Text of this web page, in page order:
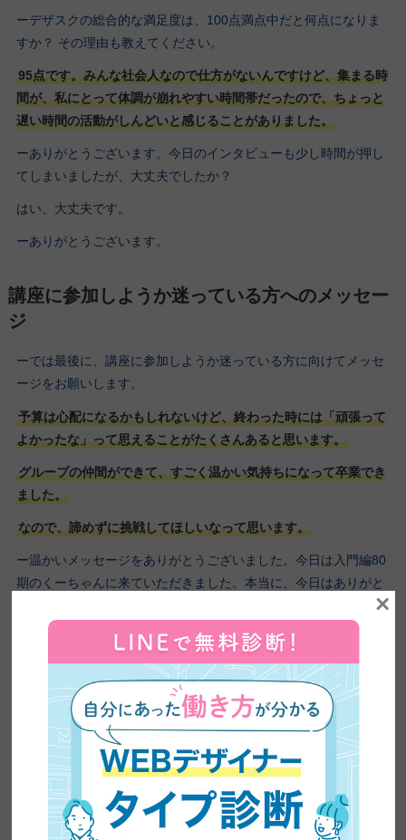
ーデザスクの総合的な満足度は、100点満点中だと何点になりま
すか？ その理由も教えてください。
95点です。みんな社会人なので仕方がないんですけど、集まる時
間が、私にとって体調が崩れやすい時間帯だったので、ちょっと
遅い時間の活動がしんどいと感じることがありました。
ーありがとうございます。今日のインタビューも少し時間が押し
てしまいましたが、大丈夫でしたか？
はい、大丈夫です。
ーありがとうございます。
講座に参加しようか迷っている方へのメッセー
ジ
ーでは最後に、講座に参加しようか迷っている方に向けてメッセ
ージをお願いします。
予算は心配になるかもしれないけど、終わった時には「頑張って
よかったな」って思えることがたくさんあると思います。
グループの仲間ができて、すごく温かい気持ちになって卒業でき
ました。
なので、諦めずに挑戦してほしいなって思います。
ー温かいメッセージをありがとうございました。今日は入門編80
期のくーちゃんに来ていただきました。本当に、今日はありがと
ありがとうございました。
×